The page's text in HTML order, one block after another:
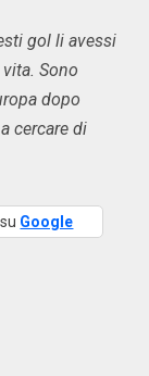
gol li avessi
Sono
dopo
cercare di
Google